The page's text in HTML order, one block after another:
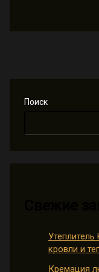
Поиск
кровли и
Кремация